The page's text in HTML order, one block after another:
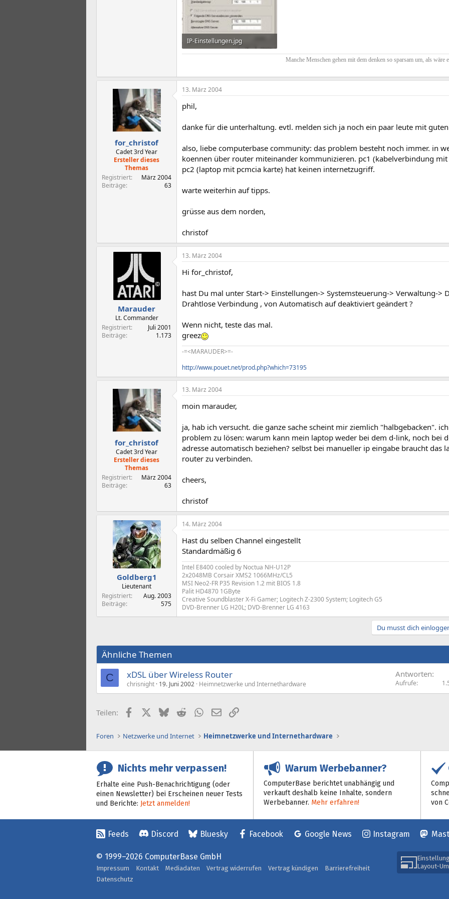
IP-Einstellungen.jpg
37,7 KB · Aufrufe: 341
Manche Menschen gehen mit dem denken so sparsam um, als wäre
for_christof
Cadet 3rd Year
Ersteller dieses
Themas
Registriert
März 2004
Beiträge
63
13. März 2004
phil,
danke für die unterhaltung. evtl. melden sich ja noch ein paar leute mit
also, liebe computerbase community: das problem besteht noch immer. in
koennen über router miteinander kommunizieren. pc1 (kabelverbindung
pc2 (laptop mit pcmcia karte) hat keinen internetzugriff.
warte weiterhin auf tipps.
grüsse aus dem norden,
christof
Marauder
Lt. Commander
Registriert
Juli 2001
Beiträge
1.173
13. März 2004
Hi for_christof,
hast Du mal unter Start-> Einstellungen-> Systemsteuerung-> Verwaltung->
Drahtlose Verbindung , von Automatisch auf deaktiviert geändert ?
Wenn nicht, teste das mal.
greez
-=<MARAUDER>=-
http://www.pouet.net/prod.php?which=73195
for_christof
Cadet 3rd Year
Ersteller dieses
Themas
Registriert
März 2004
Beiträge
63
13. März 2004
moin marauder,
ja, hab ich versucht. die ganze sache scheint mir ziemlich "halbgebacken".
problem zu lösen: warum kann mein laptop weder bei dem d-link, noch bei
adresse automatisch beziehen? selbst bei manueller ip eingabe braucht
router zu verbinden.
cheers,
christof
Goldberg1
Lieutenant
Registriert
Aug. 2003
Beiträge
575
14. März 2004
Hast du selben Channel eingestellt
Standardmäßig 6
Intel E8400 cooled by Noctua NH-U12P
2x2048MB Corsair XMS2 1066MHz/CL5
MSI Neo2-FR P35 Revision 1.2 mit BIOS 1.8
Palit HD4870 1GByte
Creative Soundblaster X-Fi Gamer; Logitech Z-2300 System; Logitech G5
DVD-Brenner LG H20L; DVD-Brenner LG 4163
Du musst dich
Ähnliche Themen
C xDSL über Wireless Router
chrisnight 19. Juni 2002 Heimnetzwerke und Internethardware
Antworten
Aufrufe
Teilen: FacebookX (Twitter)
BlueskyRedditWhatsApp
E-MailLink
Foren Netzwerke und Internet Heimnetzwerke und Internethardware
Nichts mehr verpassen!
Erhalte eine Push-Benachrichtigung (oder
einen Newsletter) bei Erscheinen neuer Tests
und Berichte: Jetzt anmelden!
Warum Werbebanner?
ComputerBase berichtet unabhängig und
verkauft deshalb keine Inhalte, sondern
Werbebanner. Mehr erfahren!
von
Feeds Discord Bluesky Facebook Google News Instagram
Layout-
© 1999–2026 ComputerBase GmbH
Impressum Kontakt Mediadaten Vertrag widerrufen Vertrag kündigen
Barrierefreiheit
Datenschutz